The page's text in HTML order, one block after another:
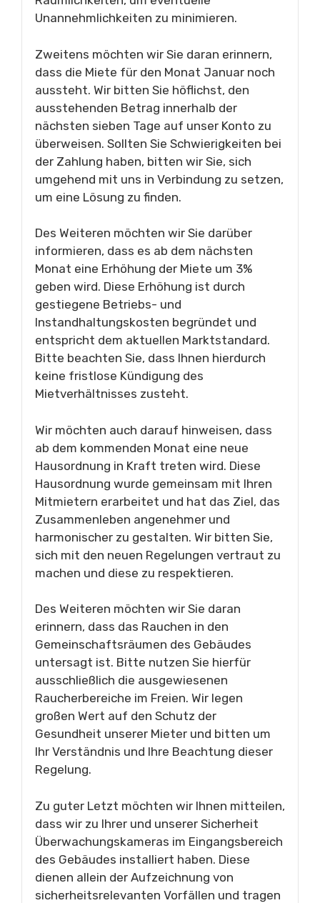
Unannehmlichkeiten zu minimieren.
Zweitens möchten wir Sie daran erinnern,
dass die Miete für den Monat Januar noch
aussteht. Wir bitten Sie höflichst, den
ausstehenden Betrag innerhalb der
nächsten sieben Tage auf unser Konto zu
überweisen. Sollten Sie Schwierigkeiten bei
der Zahlung haben, bitten wir Sie, sich
umgehend mit uns in Verbindung zu setzen,
um eine Lösung zu finden.
Des Weiteren möchten wir Sie darüber
informieren, dass es ab dem nächsten
Monat eine Erhöhung der Miete um 3%
geben wird. Diese Erhöhung ist durch
gestiegene Betriebs- und
Instandhaltungskosten begründet und
entspricht dem aktuellen Marktstandard.
Bitte beachten Sie, dass Ihnen hierdurch
keine fristlose Kündigung des
Mietverhältnisses zusteht.
Wir möchten auch darauf hinweisen, dass
ab dem kommenden Monat eine neue
Hausordnung in Kraft treten wird. Diese
Hausordnung wurde gemeinsam mit Ihren
Mitmietern erarbeitet und hat das Ziel, das
Zusammenleben angenehmer und
harmonischer zu gestalten. Wir bitten Sie,
sich mit den neuen Regelungen vertraut zu
machen und diese zu respektieren.
Des Weiteren möchten wir Sie daran
erinnern, dass das Rauchen in den
Gemeinschaftsräumen des Gebäudes
untersagt ist. Bitte nutzen Sie hierfür
ausschließlich die ausgewiesenen
Raucherbereiche im Freien. Wir legen
großen Wert auf den Schutz der
Gesundheit unserer Mieter und bitten um
Ihr Verständnis und Ihre Beachtung dieser
Regelung.
Zu guter Letzt möchten wir Ihnen mitteilen,
dass wir zu Ihrer und unserer Sicherheit
Überwachungskameras im Eingangsbereich
des Gebäudes installiert haben. Diese
dienen allein der Aufzeichnung von
sicherheitsrelevanten Vorfällen und tragen